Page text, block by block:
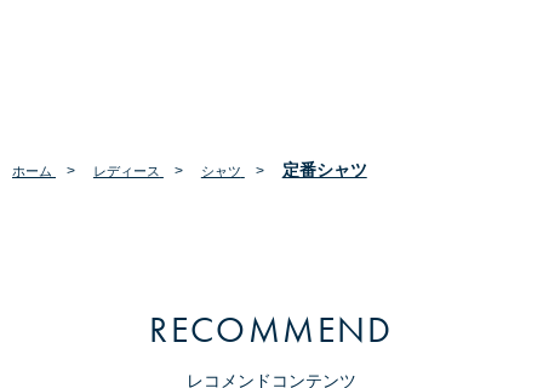
ホーム > レディース > シャツ > 定番シャツ
RECOMMEND
レコメンドコンテンツ